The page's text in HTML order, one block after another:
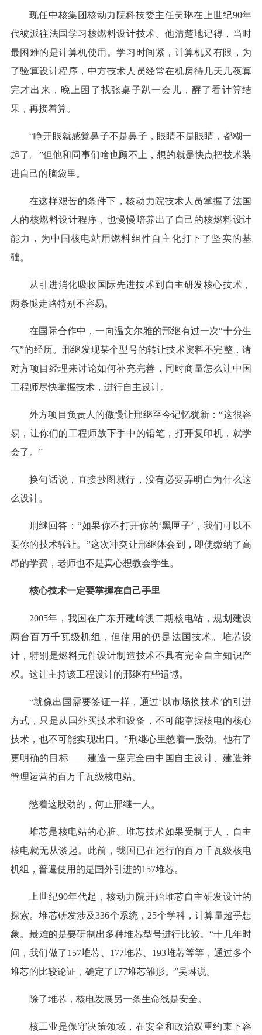
现任中核集团核动力院科技委主任吴琳在上世纪90年
代被派往法国学习核燃料设计技术。他清楚地记得，当时
最困难的是计算机使用。学习时间紧，计算机又有限，为
了验算设计程序，中方技术人员经常在机房待几天几夜算
完才出来，晚上困了找张桌子趴一会儿，醒了看计算结
果，再接着算。
“睁开眼就感觉鼻子不是鼻子，眼睛不是眼睛，都糊一
起了。”但他和同事们啥也顾不上，想的就是快点把技术装
进自己的脑袋里。
在这样艰苦的条件下，核动力院技术人员掌握了法国
人的核燃料设计程序，也慢慢培养出了自己的核燃料设计
能力，为中国核电站用燃料组件自主化打下了坚实的基
础。
从引进消化吸收国际先进技术到自主研发核心技术，
两条腿走路特别不容易。
在国际合作中，一向温文尔雅的邢继有过一次“十分生
气”的经历。邢继发现某个型号的转让技术资料不完整，请
对方项目经理来讨论如何补充完善，同时商量怎么让中国
工程师尽快掌握技术，进行自主设计。
外方项目负责人的傲慢让邢继至今记忆犹新：“这很容
易，让你们的工程师放下手中的铅笔，打开复印机，就学
会了。”
换句话说，直接抄图就行，没有必要弄明白为什么这
么设计。
刑继回答：“如果你不打开你的‘黑匣子’，我们可以不
要你的技术转让。”这次冲突让邢继体会到，即使缴纳了高
昂的学费，老师也不是真心想教会学生。
核心技术一定要掌握在自己手里
2005年，我国在广东开建岭澳二期核电站，规划建设
两台百万千瓦级机组，但使用的仍是法国技术。堆芯设
计，特别是燃料元件设计制造技术不具有完全自主知识产
权。这让主持该工程设计的邢继有些遗憾。
“就像出国需要签证一样，通过‘以市场换技术’的引进
方式，只是从国外买技术和设备，不可能掌握核电的核心
技术，也不可能实现出口。”刑继心里憋着一股劲。他有了
更明确的目标——建造一座完全由中国自主设计、建造并
管理运营的百万千瓦级核电站。
憋着这股劲的，何止邢继一人。
堆芯是核电站的心脏。堆芯技术如果受制于人，自主
核电就无从谈起。此前，我国已在运行的百万千瓦级核电
机组，普遍使用的是国外引进的157堆芯。
上世纪90年代起，核动力院开始堆芯自主研发设计的
探索。堆芯研发涉及336个系统，25个学科，计算量超乎想
象。最难的是要研制出多种堆芯型号进行比较。“十几年时
间，我们做了157堆芯、177堆芯、193堆芯等等，通过多个
堆芯的比较论证，确定了177堆芯雏形。”吴琳说。
除了堆芯，核电发展另一条生命线是安全。
核工业是保守决策领域，在安全和政治双重约束下容